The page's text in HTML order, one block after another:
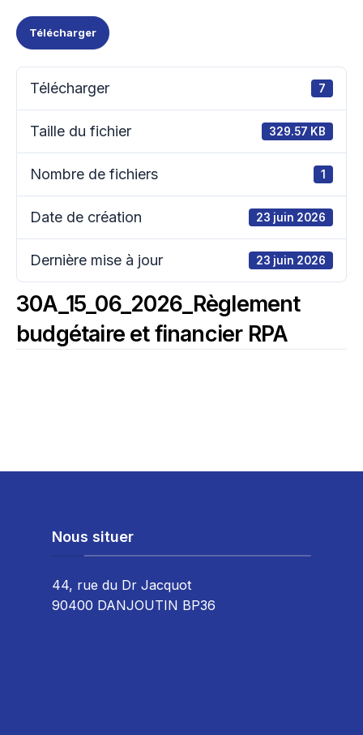
Télécharger
Télécharger 7
Taille du fichier 329.57 KB
Nombre de fichiers 1
Date de création 23 juin 2026
Dernière mise à jour 23 juin 2026
30A_15_06_2026_Règlement
budgétaire et financier RPA
Nous situer
44, rue du Dr Jacquot
90400 DANJOUTIN BP36